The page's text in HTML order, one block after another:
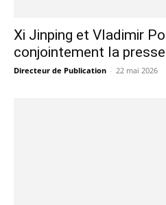
Xi Jinping et Vladimir
conjointement la presse
Directeur de Publication - 22 mai 2026